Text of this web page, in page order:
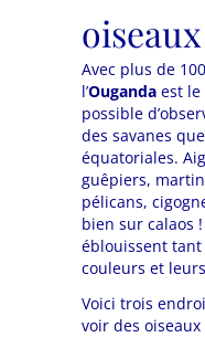
oiseaux
Avec plus de
l’Ouganda est le
possible
des savanes
équatoriales.
guêpiers,
pélicans,
bien sur calaos
éblouissent
couleurs et
Voici trois
voir des